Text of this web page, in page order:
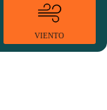
VIENTO